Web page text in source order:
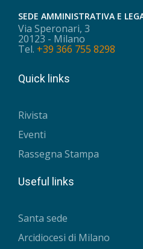
SEDE AMMINISTRATIVA E
Via Speronari, 3
20123 - Milano
Tel. +39 366 755 8298
Quick links
Rivista
Eventi
Rassegna Stampa
Useful links
Santa sede
Arcidiocesi di Milano